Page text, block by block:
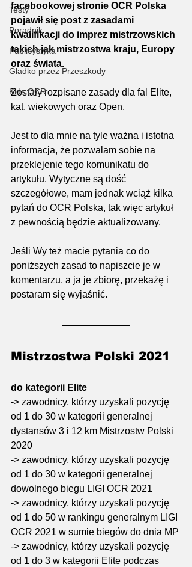
Testy
Poradnik
Publicystyka
Gładko przez Przeszkody
Kids OCR
facebookowej stronie OCR Polska
pojawił się post z zasadami
kwalifikacji do imprez mistrzowskich
takich jak mistrzostwa kraju, Europy
oraz świata.
Zostały rozpisane zasady dla fal Elite,
kat. wiekowych oraz Open.
Jest to dla mnie na tyle ważna i istotna
informacja, że pozwalam sobie na
przeklejenie tego komunikatu do
artykułu. Wytyczne są dość
szczegółowe, mam jednak wciąż kilka
pytań do OCR Polska, tak więc artykuł
z pewnością będzie aktualizowany.
Jeśli Wy też macie pytania co do
poniższych zasad to napiszcie je w
komentarzu, a ja je zbiorę, przekażę i
postaram się wyjaśnić.
Mistrzostwa Polski 2021
do kategorii Elite
-> zawodnicy, którzy uzyskali pozycję
od 1 do 30 w kategorii generalnej
dystansów 3 i 12 km Mistrzostw Polski
2020
-> zawodnicy, którzy uzyskali pozycję
od 1 do 30 w kategorii generalnej
dowolnego biegu LIGI OCR 2021
-> zawodnicy, którzy uzyskali pozycję
od 1 do 50 w rankingu generalnym LIGI
OCR 2021 w sumie biegów do dnia MP
-> zawodnicy, którzy uzyskali pozycję
od 1 do 3 w kategorii Elite podczas